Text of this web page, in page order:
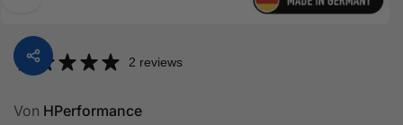
2 reviews
Von HPerformance